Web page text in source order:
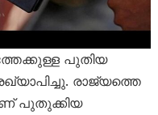
പുതിയ
രാജ്യത്തെ
പുതുക്കിയ